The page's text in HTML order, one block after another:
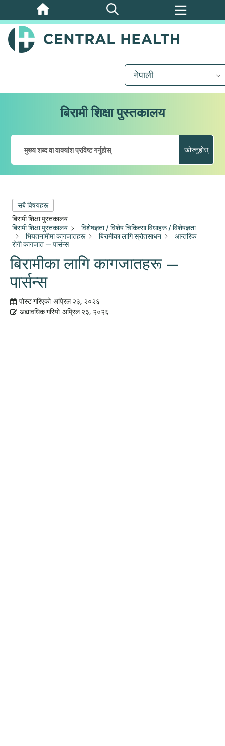
मुख्य
सामग्रीमा
जानुहोस्
नेपाली
बिरामी शिक्षा पुस्तकालय
खोज्नुहोस्
सबै विषयहरू
बिरामी शिक्षा पुस्तकालय
बिरामी शिक्षा पुस्तकालय
विशेषज्ञता / विशेष चिकित्सा विधाहरू / विशेषज्ञता
भियतनामीमा कागजातहरू
बिरामीका लागि स्रोतसाधन
आन्तरिक
रोगी कागजात — पार्सन्स
बिरामीका लागि कागजातहरू —
पार्सन्स
पोस्ट गरिएको अप्रिल २३, २०२६
अद्यावधिक गरियो अप्रिल २३, २०२६